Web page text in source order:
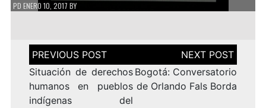
PD ENERO 10, 2017 BY
Navegación
de
entradas
Situación de derechos
humanos en pueblos
indígenas del
Bogotá: Conversatorio
de Orlando Fals Borda